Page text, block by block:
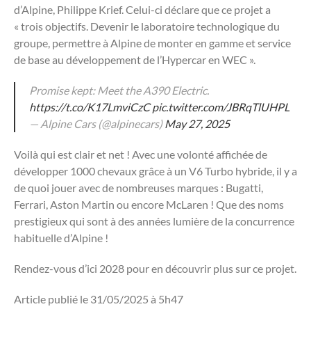
d’Alpine, Philippe Krief. Celui-ci déclare que ce projet a
« trois objectifs. Devenir le laboratoire technologique du
groupe, permettre à Alpine de monter en gamme et service
de base au développement de l’Hypercar en WEC ».
Promise kept: Meet the A390 Electric.
https://t.co/K17LmviCzC pic.twitter.com/JBRqTlUHPL
— Alpine Cars (@alpinecars)May 27, 2025
Voilà qui est clair et net ! Avec une volonté affichée de
développer 1000 chevaux grâce à un V6 Turbo hybride, il y a
de quoi jouer avec de nombreuses marques : Bugatti,
Ferrari, Aston Martin ou encore McLaren ! Que des noms
prestigieux qui sont à des années lumière de la concurrence
habituelle d’Alpine !
Rendez-vous d’ici 2028 pour en découvrir plus sur ce projet.
Article publié le 31/05/2025 à 5h47